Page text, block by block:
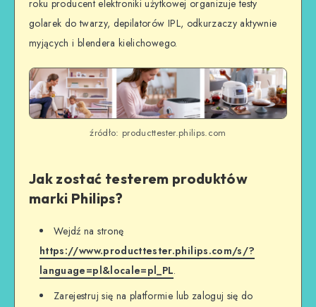
roku producent elektroniki użytkowej organizuje testy
golarek do twarzy, depilatorów IPL, odkurzaczy aktywnie
myjących i blendera kielichowego.
źródło: producttester.philips.com
Jak zostać testerem produktów
marki Philips?
Wejdź na stronę
https://www.producttester.philips.com/s/?
language=pl&locale=pl_PL.
Zarejestruj się na platformie lub zaloguj się do